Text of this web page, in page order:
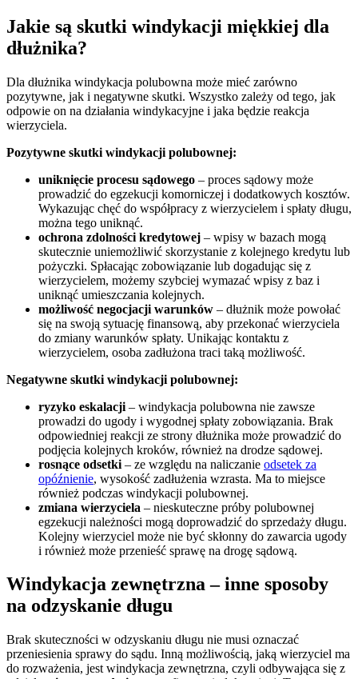
Jakie są skutki windykacji miękkiej dla
dłużnika?
Dla dłużnika windykacja polubowna może mieć zarówno
pozytywne, jak i negatywne skutki. Wszystko zależy od tego, jak
odpowie on na działania windykacyjne i jaka będzie reakcja
wierzyciela.
Pozytywne skutki windykacji polubownej:
uniknięcie procesu sądowego – proces sądowy może
prowadzić do egzekucji komorniczej i dodatkowych kosztów.
Wykazując chęć do współpracy z wierzycielem i spłaty długu,
można tego uniknąć.
ochrona zdolności kredytowej – wpisy w bazach mogą
skutecznie uniemożliwić skorzystanie z kolejnego kredytu lub
pożyczki. Spłacając zobowiązanie lub dogadując się z
wierzycielem, możemy szybciej wymazać wpisy z baz i
uniknąć umieszczania kolejnych.
możliwość negocjacji warunków – dłużnik może powołać
się na swoją sytuację finansową, aby przekonać wierzyciela
do zmiany warunków spłaty. Unikając kontaktu z
wierzycielem, osoba zadłużona traci taką możliwość.
Negatywne skutki windykacji polubownej:
ryzyko eskalacji – windykacja polubowna nie zawsze
prowadzi do ugody i wygodnej spłaty zobowiązania. Brak
odpowiedniej reakcji ze strony dłużnika może prowadzić do
podjęcia kolejnych kroków, również na drodze sądowej.
rosnące odsetki – ze względu na naliczanie odsetek za
opóźnienie, wysokość zadłużenia wzrasta. Ma to miejsce
również podczas windykacji polubownej.
zmiana wierzyciela – nieskuteczne próby polubownej
egzekucji należności mogą doprowadzić do sprzedaży długu.
Kolejny wierzyciel może nie być skłonny do zawarcia ugody
i również może przenieść sprawę na drogę sądową.
Windykacja zewnętrzna – inne sposoby
na odzyskanie długu
Brak skuteczności w odzyskaniu długu nie musi oznaczać
przeniesienia sprawy do sądu. Inną możliwością, jaką wierzyciel ma
do rozważenia, jest windykacja zewnętrzna, czyli odbywająca się z